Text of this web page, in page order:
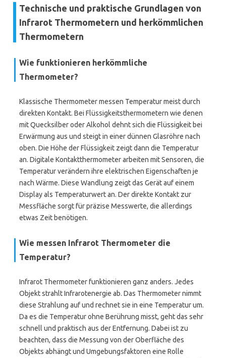
Technische und praktische Grundlagen von
Infrarot Thermometern und herkömmlichen
Thermometern
Wie funktionieren herkömmliche
Thermometer?
Klassische Thermometer messen Temperatur meist durch
direkten Kontakt. Bei Flüssigkeitsthermometern wie denen
mit Quecksilber oder Alkohol dehnt sich die Flüssigkeit bei
Erwärmung aus und steigt in einer dünnen Glasröhre nach
oben. Die Höhe der Flüssigkeit zeigt dann die Temperatur
an. Digitale Kontaktthermometer arbeiten mit Sensoren, die
Temperatur verändern ihre elektrischen Eigenschaften je
nach Wärme. Diese Wandlung zeigt das Gerät auf einem
Display als Temperaturwert an. Der direkte Kontakt zur
Messfläche sorgt für präzise Messwerte, die allerdings
etwas Zeit benötigen.
Wie messen Infrarot Thermometer die
Temperatur?
Infrarot Thermometer funktionieren ganz anders. Jedes
Objekt strahlt Infrarotenergie ab. Das Thermometer nimmt
diese Strahlung auf und rechnet sie in eine Temperatur um.
Da es die Temperatur ohne Berührung misst, geht das sehr
schnell und praktisch aus der Entfernung. Dabei ist zu
beachten, dass die Messung von der Oberfläche des
Objekts abhängt und Umgebungsfaktoren eine Rolle